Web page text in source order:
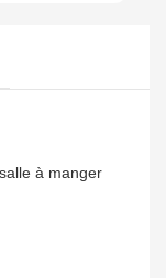
à manger